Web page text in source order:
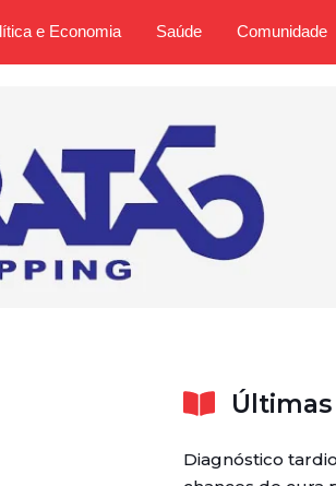
e Economia Saúde Comunidade
Diagnóstico